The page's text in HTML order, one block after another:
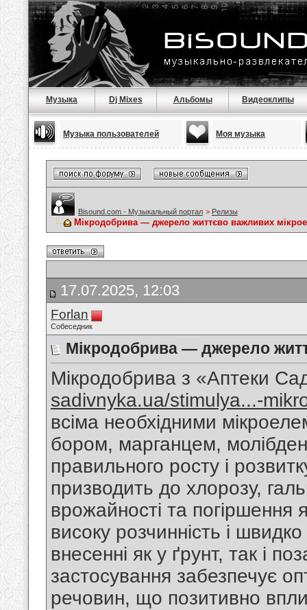
Музыка Dj Mixes Альбомы Видеоклипы
Музыка пользователей Моя музыка
Bisound.com - Музыкальный портал > Релизы
Мікродобрива — джерело життєво важливих
17.07.2025, 12:03
Forlan
Собеседник
Мікродобрива — джерело
Мікродобрива з «Аптеки
sadivnyka.ua/stimulya...-
всіма необхідними
бором, марганцем,
правильного росту і
призводить до хлорозу,
врожайності та погіршення
високу розчинність і
внесенні як у ґрунт, так і
застосування забезпечує
речовин, що позитивно